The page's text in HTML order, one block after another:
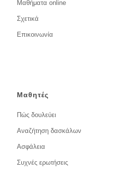
Μαθήματα online
Σχετικά
Επικοινωνία
Μαθητές
Πώς δουλεύει
Αναζήτηση δασκάλων
Ασφάλεια
Συχνές ερωτήσεις